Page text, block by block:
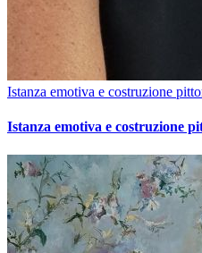
Istanza emotiva e costruzione
Istanza emotiva e costruzione